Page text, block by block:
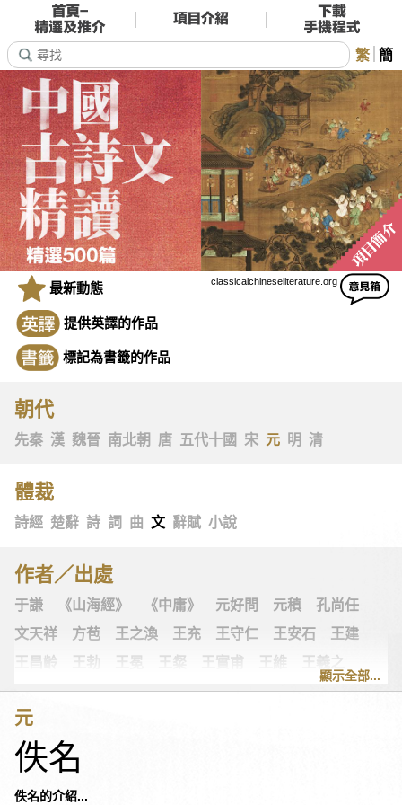
繁 簡
classicalchineseliterature.org
最新動態
提供英譯的作品
標記為書籤的作品
朝代
先秦 漢 魏晉 南北朝 唐 五代十國 宋 元 明 清
體裁
詩經 楚辭 詩 詞 曲 文 辭賦 小說
作者／出處
于謙 《山海經》 《中庸》 元好問 元稹
孔尚任
文天祥
方苞 王之渙 王充 王守仁 王安石
王建
王昌齡
王勃 王冕 王粲 王實甫 王維
王羲之
王翰
王觀 王讜 古詩十九首 古歌謠
史可法
司空圖
《左傳》
朱敦儒
朱慶餘
顯示全部...
元
佚名
佚名的介紹...